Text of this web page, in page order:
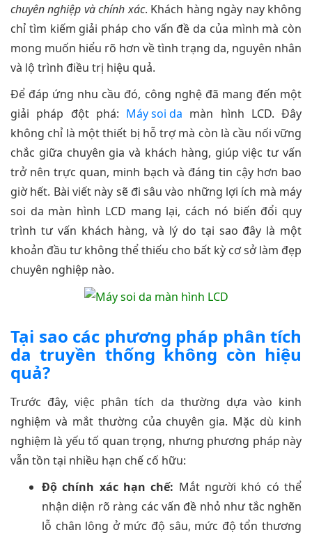
chuyên nghiệp và chính xác. Khách hàng ngày nay không
chỉ tìm kiếm giải pháp cho vấn đề da của mình mà còn
mong muốn hiểu rõ hơn về tình trạng da, nguyên nhân
và lộ trình điều trị hiệu quả.
Để đáp ứng nhu cầu đó, công nghệ đã mang đến một
giải pháp đột phá: Máy soi da màn hình LCD. Đây
không chỉ là một thiết bị hỗ trợ mà còn là cầu nối vững
chắc giữa chuyên gia và khách hàng, giúp việc tư vấn
trở nên trực quan, minh bạch và đáng tin cậy hơn bao
giờ hết. Bài viết này sẽ đi sâu vào những lợi ích mà máy
soi da màn hình LCD mang lại, cách nó biến đổi quy
trình tư vấn khách hàng, và lý do tại sao đây là một
khoản đầu tư không thể thiếu cho bất kỳ cơ sở làm đẹp
chuyên nghiệp nào.
Tại sao các phương pháp phân tích
da truyền thống không còn hiệu
quả?
Trước đây, việc phân tích da thường dựa vào kinh
nghiệm và mắt thường của chuyên gia. Mặc dù kinh
nghiệm là yếu tố quan trọng, nhưng phương pháp này
vẫn tồn tại nhiều hạn chế cố hữu:
Độ chính xác hạn chế: Mắt người khó có thể
nhận diện rõ ràng các vấn đề nhỏ như tắc nghẽn
lỗ chân lông ở mức độ sâu, mức độ tổn thương